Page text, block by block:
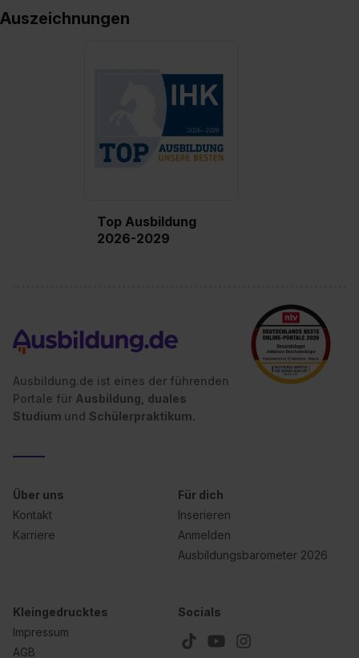
Auszeichnungen
Top Ausbildung
2026-2029
Ausbildung.de ist eines der führenden
Portale für Ausbildung, duales
Studium und Schülerpraktikum.
Über uns
Kontakt
Karriere
Für dich
Inserieren
Anmelden
Ausbildungsbarometer 2026
Kleingedrucktes
Impressum
AGB
Socials